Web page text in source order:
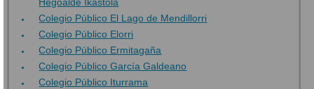
Colegio Público El Lago de Mendillorri
Colegio Público Elorri
Colegio Público Ermitagaña
Colegio Público García Galdeano
Colegio Público Iturrama